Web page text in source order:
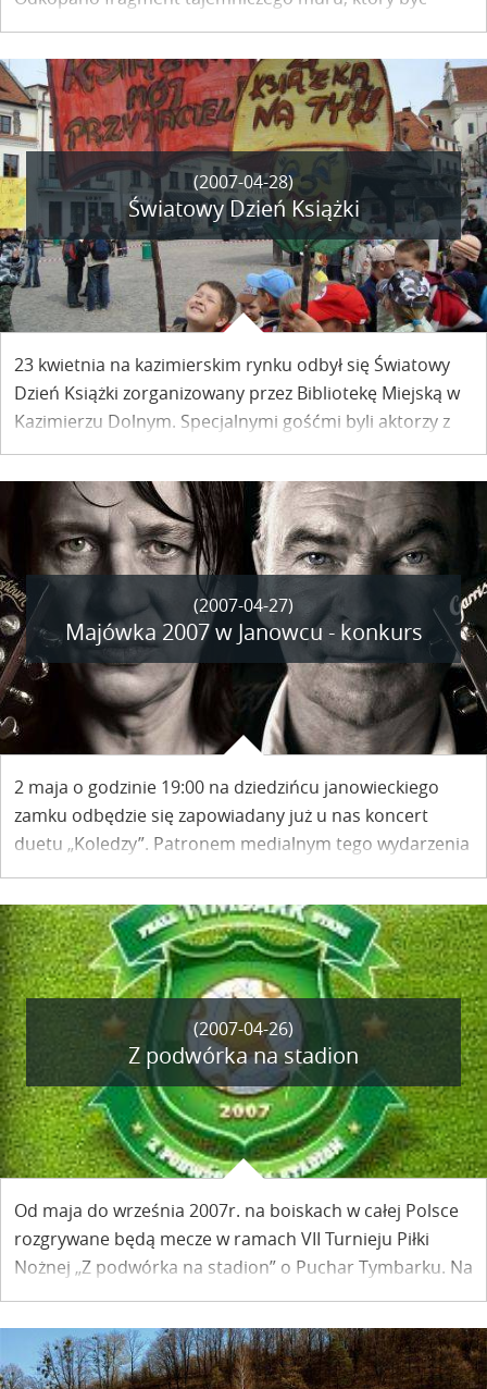
może zostanie wykorzystany w projekcie nowego
budynku.
(2007-04-28)
Światowy Dzień Książki
23 kwietnia na kazimierskim rynku odbył się Światowy
Dzień Książki zorganizowany przez Bibliotekę Miejską w
Kazimierzu Dolnym. Specjalnymi gośćmi byli aktorzy z
Teatru im. Andersena w Lublinie.
(2007-04-27)
Majówka 2007 w Janowcu - konkurs
2 maja o godzinie 19:00 na dziedzińcu janowieckiego
zamku odbędzie się zapowiadany już u nas koncert
duetu „Koledzy”. Patronem medialnym tego wydarzenia
jest nasz Portal i w związku z tym dla internautów
przygotowaliśmy specjalny konkurs, w którym do
wygrania są trzy jednoosobowe zaproszenia na ten
koncert.
(2007-04-26)
Z podwórka na stadion
Od maja do września 2007r. na boiskach w całej Polsce
rozgrywane będą mecze w ramach VII Turnieju Piłki
Nożnej „Z podwórka na stadion” o Puchar Tymbarku. Na
małych piłkarzy czeka wiele atrakcji i wspaniałe nagrody.
Zwycięzcy wyjadą do Barcelony na Camp Nou.